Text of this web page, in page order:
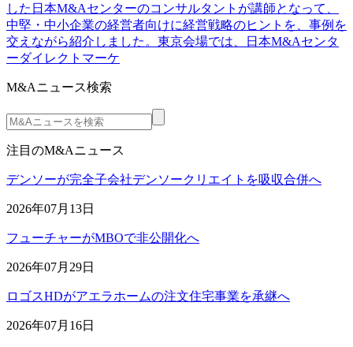
した日本M&Aセンターのコンサルタントが講師となって、
中堅・中小企業の経営者向けに経営戦略のヒントを、事例を
交えながら紹介しました。東京会場では、日本M&Aセンタ
ーダイレクトマーケ
M&Aニュース検索
注目のM&Aニュース
デンソーが完全子会社デンソークリエイトを吸収合併へ
2026年07月13日
フューチャーがMBOで非公開化へ
2026年07月29日
ロゴスHDがアエラホームの注文住宅事業を承継へ
2026年07月16日